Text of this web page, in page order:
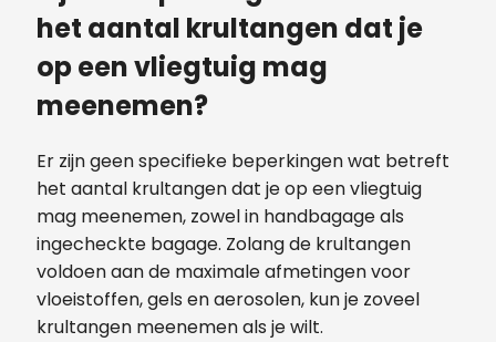
het aantal krultangen dat je
op een vliegtuig mag
meenemen?
Er zijn geen specifieke beperkingen wat betreft
het aantal krultangen dat je op een vliegtuig
mag meenemen, zowel in handbagage als
ingecheckte bagage. Zolang de krultangen
voldoen aan de maximale afmetingen voor
vloeistoffen, gels en aerosolen, kun je zoveel
krultangen meenemen als je wilt.